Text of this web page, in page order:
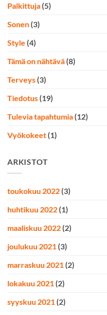
Palkittuja (5)
Sonen (3)
Style (4)
Tämä on nähtävä (8)
Terveys (3)
Tiedotus (19)
Tulevia tapahtumia (12)
Vyökokeet (1)
ARKISTOT
toukokuu 2022 (3)
huhtikuu 2022 (1)
maaliskuu 2022 (2)
joulukuu 2021 (3)
marraskuu 2021 (2)
lokakuu 2021 (2)
syyskuu 2021 (2)